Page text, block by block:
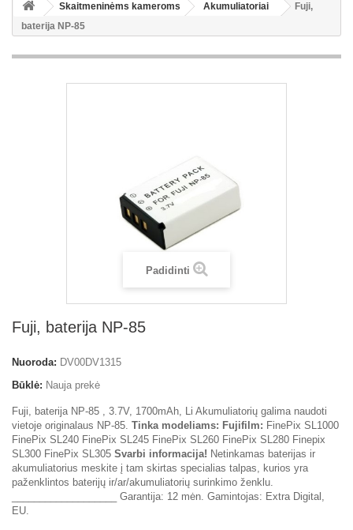
Skaitmeninėms kameroms Akumuliatoriai
Fuji,
baterija NP-85
Padidinti
Fuji, baterija NP-85
Nuoroda: DV00DV1315
Būklė: Nauja prekė
Fuji, baterija NP-85 , 3.7V, 1700mAh, Li Akumuliatorių galima naudoti
vietoje originalaus NP-85. Tinka modeliams: Fujifilm: FinePix SL1000
FinePix SL240 FinePix SL245 FinePix SL260 FinePix SL280 Finepix
SL300 FinePix SL305 Svarbi informacija! Netinkamas baterijas ir
akumuliatorius meskite į tam skirtas specialias talpas, kurios yra
paženklintos baterijų ir/ar/akumuliatorių surinkimo ženklu.
___________________ Garantija: 12 mėn. Gamintojas: Extra Digital,
EU.